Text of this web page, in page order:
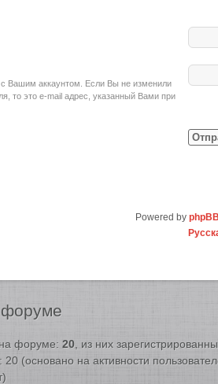
с Вашим аккаунтом. Если Вы не изменили
то это e-mail адрес, указанный Вами при
Powered by
форуме
форуме: 20 , из них
20 (основано на активности